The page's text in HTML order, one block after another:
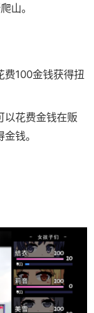
山。
费100金钱获得扭
以花费金钱在贩
钱。